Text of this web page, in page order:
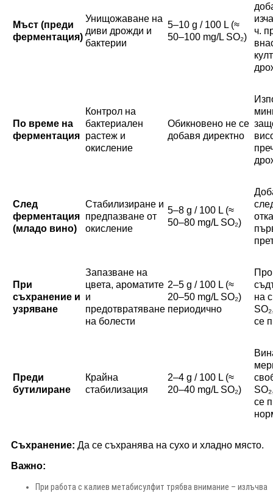
Мъст (преди
ферментация)
Унищожаване на
диви дрожди и
бактерии
5–10 g / 100 L (≈
50–100 mg/L SO₂)
ч.
По време на
ферментация
Контрол на
бактериален
растеж и
окисление
Обикновено не се
добавя директно
След
ферментация
(младо вино)
Стабилизиране и
предпазване от
окисление
5–8 g / 100 L (≈
50–80 mg/L SO₂)
При
съхранение и
узряване
Запазване на
цвета, ароматите
и
предотвратяване
на болести
2–5 g / 100 L (≈
20–50 mg/L SO₂)
периодично
на
се
Преди
бутилиране
Крайна
стабилизация
2–4 g / 100 L (≈
20–40 mg/L SO₂)
се
Съхранение: Да се съхранява на сухо и хладно място.
Важно:
При работа с калиев метабисулфит трябва внимание – излъчва